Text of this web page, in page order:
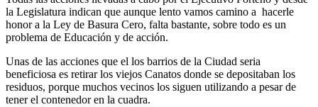
la Legislatura indican que aunque lento vamos camino a hacerle
honor a la Ley de Basura Cero, falta bastante, sobre todo es un
problema de Educación y de acción.
Unas de las acciones que el los barrios de la Ciudad seria
beneficiosa es retirar los viejos Canatos donde se depositaban los
residuos, porque muchos vecinos los siguen utilizando a pesar de
tener el contenedor en la cuadra.